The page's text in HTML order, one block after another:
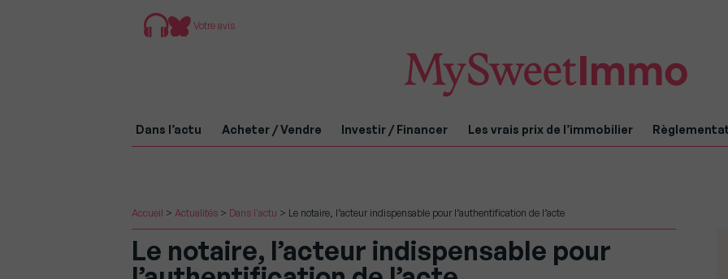
Votre avis
Dans l’actu Acheter / Vendre Investir / Financer Les vrais prix de l’immobilier
Accueil > Actualités > Dans l'actu > Le notaire, l’acteur indispensable pour l’authentification de l’acte
Le notaire, l’acteur indispensable pour